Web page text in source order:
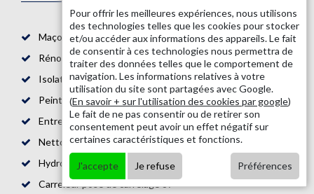
Maçon 87
Rénovation salle de bain 87
Isolation mur intérieur 87
Peintre intérieur 87
Entreprise de maçonnerie 87
Nettoyage de toiture 87
Hydrofuge toiture 87
Carreleur pose de carrelage 87
Pour offrir les meilleures expériences, nous utilisons
des technologies telles que les cookies pour stocker
et/ou accéder aux informations des appareils. Le fait
de consentir à ces technologies nous permettra de
traiter des données telles que le comportement de
navigation. Les informations relatives à votre
utilisation du site sont partagées avec Google.
(En savoir + sur l'utilisation des cookies par google)
Le fait de ne pas consentir ou de retirer son
consentement peut avoir un effet négatif sur
certaines caractéristiques et fonctions.
J'accepte Je refuse Préférences